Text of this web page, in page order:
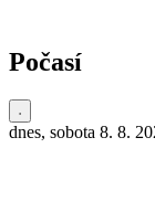
Počasí
dnes, sobota 8. 8.